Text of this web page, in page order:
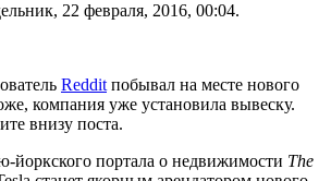
22 февраля, 2016, 00:04.
Redditпобывал на месте нового
компания уже установила вывеску.
внизу поста.
йоркского портала о недвижимости The